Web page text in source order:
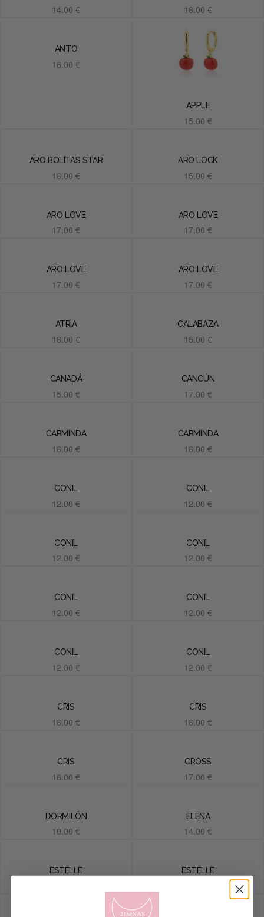
14.00 €
16.00 €
ANTO
16.00 €
APPLE
15.00 €
ARO BOLITAS STAR
16.00 €
ARO LOCK
15.00 €
ARO LOVE
17.00 €
ARO LOVE
17.00 €
ARO LOVE
17.00 €
ARO LOVE
17.00 €
ATRIA
16.00 €
CALABAZA
15.00 €
CANADÁ
15.00 €
CANCÚN
17.00 €
CARMINDA
16.00 €
CARMINDA
16.00 €
CONIL
12.00 €
CONIL
12.00 €
CONIL
12.00 €
CONIL
12.00 €
CONIL
12.00 €
CONIL
12.00 €
CONIL
12.00 €
CONIL
12.00 €
CRIS
16.00 €
CRIS
16.00 €
CRIS
16.00 €
CROSS
17.00 €
DORMILÓN
10.00 €
ELENA
14.00 €
ESTELLE ESTELLE